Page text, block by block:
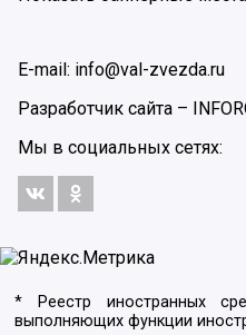
E-mail: info@val-zvezda.ru
Разработчик сайта –
Мы в социальных сетях:
* Реестр иностранных
выполняющих функции